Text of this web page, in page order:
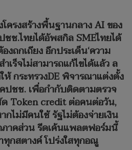
ครงสร้างพื้นฐานกลาง AI ของ
ชช.ไทยได้อัพสกิล SMEไทยได้
งถกเถียง อีกประเด็น‘ความ
เร็จไม่สามารถแก้ไขได้แล้ว ล
ห้ กระทรวงDE พิจารณาแต่งตั้ง
ปชช. เพื่อกำกับติดตามตรวจ
Token credit ต่อคนต่อวัน,
ไม่มีคนใช้ รัฐไม่ต้องจ่ายเงิน
ภาคส่วน รีดเค้นแพลตฟอร์มนี้
กสตางค์ โปร่งใสทุกอณู